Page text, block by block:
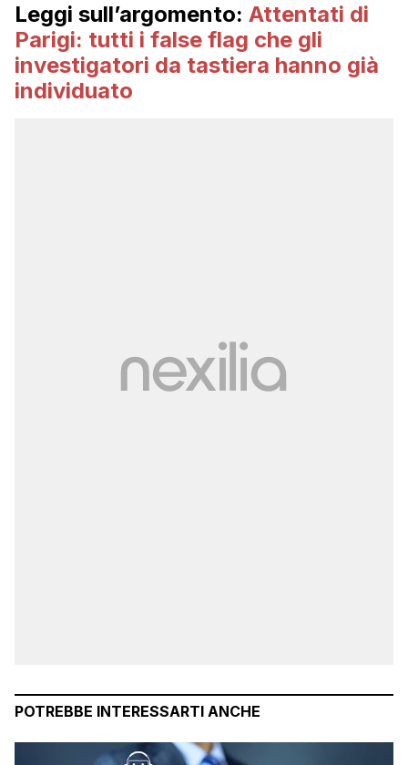
Leggi sull’argomento: Attentati di
Parigi: tutti i false flag che gli
investigatori da tastiera hanno già
individuato
POTREBBE INTERESSARTI ANCHE